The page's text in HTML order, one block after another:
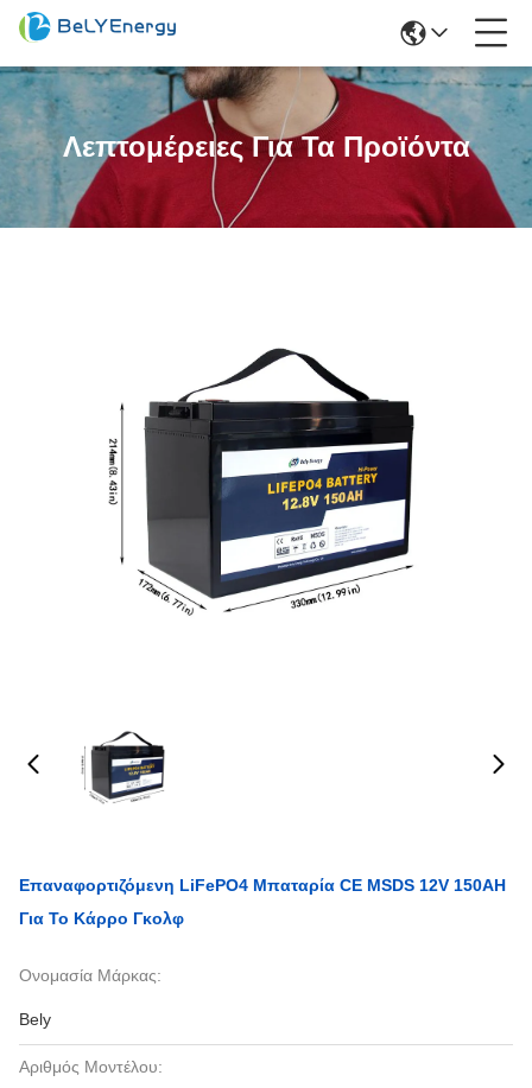
Λεπτομέρειες Για Τα Προϊόντα
Επαναφορτιζόμενη LiFePO4 Μπαταρία CE MSDS 12V 150AH
Για Το Κάρρο Γκολφ
Ονομασία Μάρκας:
Bely
Αριθμός Μοντέλου: